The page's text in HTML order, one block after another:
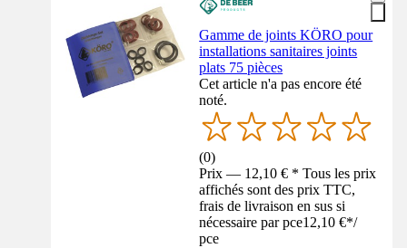
Gamme de joints KÖRO pour
installations sanitaires joints
plats 75 pièces
Cet article n'a pas encore été
noté.
(0)
Prix — 12,10 € * Tous les prix
affichés sont des prix TTC,
frais de livraison en sus si
nécessaire par pce12,10 €*/
pce